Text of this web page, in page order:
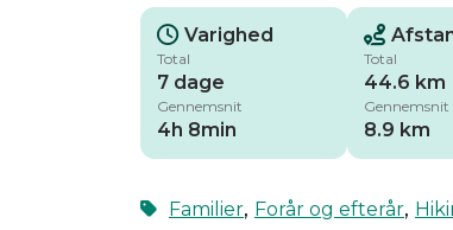
Varighed
Total
7 dage
Gennemsnit
4h 8min
Total
44.6 km
Gennemsnit
8.9 km
Familier, Forår og efterår,